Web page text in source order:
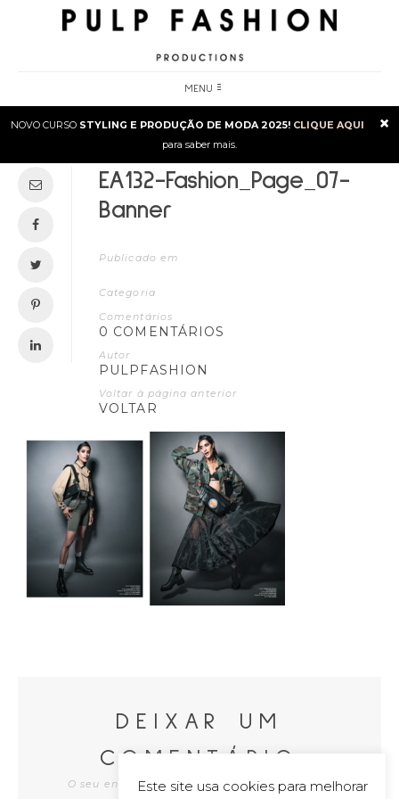
MENU
×
NOVO CURSO STYLING E PRODUÇÃO DE MODA 2025! CLIQUE AQUI
para saber mais.
EA132-Fashion_Page_07-
Banner
Publicado em
Categoria
Comentários
0 COMENTÁRIOS
Autor
PULPFASHION
Voltar à página anterior
VOLTAR
DEIXAR UM
COMENTÁRIO
O seu endereço de e-mail não será publicado
Este site usa cookies para melhorar